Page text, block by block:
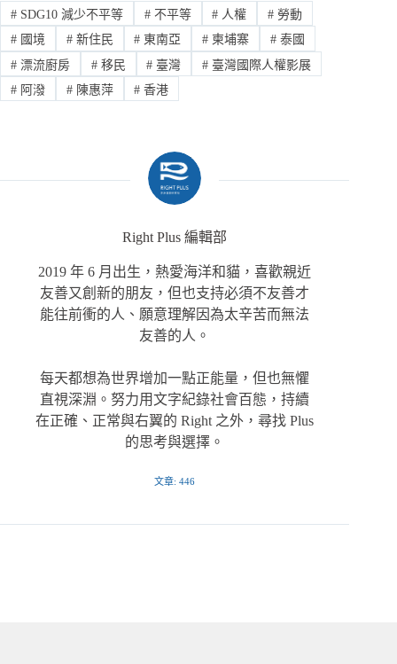
#SDG10 減少不平等 #不平等 # 人權 # 勞動
#國境 #新住民 # 東南亞 # 柬埔寨 # 泰國
#漂流廚房 #移民 # 臺灣 # 臺灣國際人權影展
#阿潑 #陳惠萍 # 香港
Right Plus 編輯部
2019 年 6 月出生，熱愛海洋和貓，喜歡親近
友善又創新的朋友，但也支持必須不友善才
能往前衝的人、願意理解因為太辛苦而無法
友善的人。
每天都想為世界增加一點正能量，但也無懼
直視深淵。努力用文字紀錄社會百態，持續
在正確、正常與右翼的 Right 之外，尋找 Plus
的思考與選擇。
文章: 446